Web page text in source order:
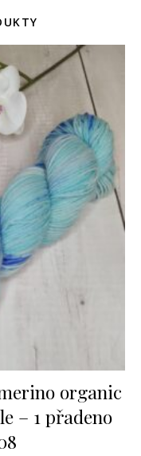
organic
– 1 přadeno